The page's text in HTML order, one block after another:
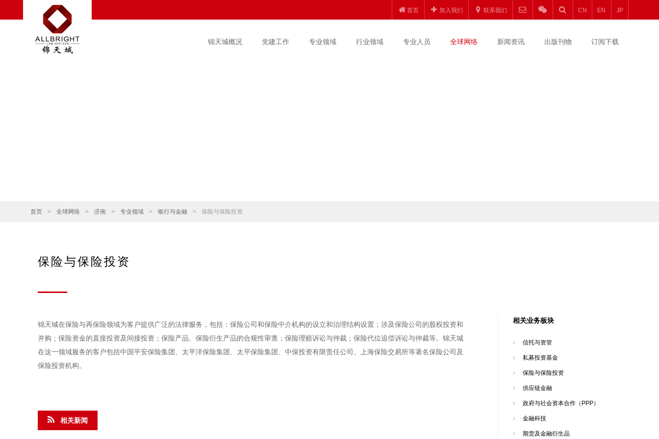
首页 加入我们 联系我们 CN EN JP
锦天城概况 党建工作 专业领域 行业领域 专业人员 全球网络 新闻资讯 出版刊物 订阅下载
首页 > 全球网络 > 济南 > 专业领域 > 银行与金融 > 保险与保险投资
保险与保险投资
锦天城在保险与再保险领域为客户提供广泛的法律服务，包括：保险公司和保险中介机构的设立和治理结构设置；涉及保险公司的股权投资和
并购；保险资金的直接投资及间接投资；保险产品、保险衍生产品的合规性审查；保险理赔诉讼与仲裁；保险代位追偿诉讼与仲裁等。锦天城
在这一领域服务的客户包括中国平安保险集团、太平洋保险集团、太平保险集团、中保投资有限责任公司、上海保险交易所等著名保险公司及
保险投资机构。
相关新闻
相关业务板块
信托与资管
私募投资基金
保险与保险投资
供应链金融
政府与社会资本合作（PPP）
金融科技
期货及金融衍生品